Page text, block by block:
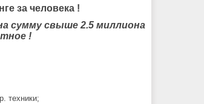
за человека !
сумму свыше2.5 миллиона
!
техники;